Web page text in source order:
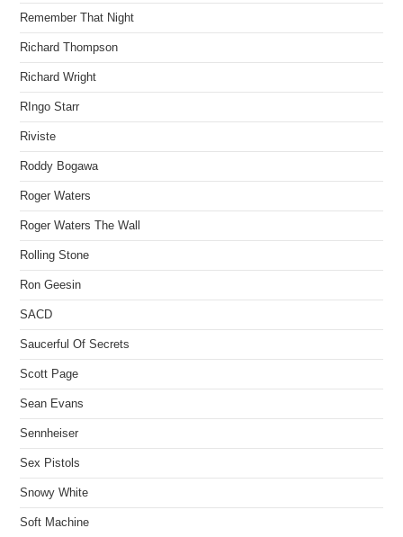
Remember That Night
Richard Thompson
Richard Wright
RIngo Starr
Riviste
Roddy Bogawa
Roger Waters
Roger Waters The Wall
Rolling Stone
Ron Geesin
SACD
Saucerful Of Secrets
Scott Page
Sean Evans
Sennheiser
Sex Pistols
Snowy White
Soft Machine